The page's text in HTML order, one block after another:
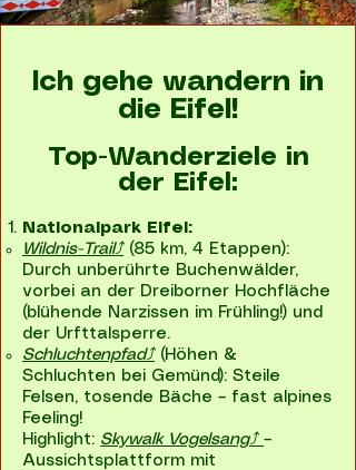
Ich gehe wandern in
die Eifel!​
Top-Wanderziele in
der Eifel:
Nationalpark Eifel:
Wildnis-Trail⤴ (85 km, 4 Etappen):
Durch unberührte Buchenwälder,
vorbei an der Dreiborner Hochfläche
(blühende Narzissen im Frühling!) und
der Urfttalsperre.
Schluchtenpfad⤴ (Höhen &
Schluchten bei Gemünd): Steile
Felsen, tosende Bäche – fast alpines
Feeling!
Highlight: Skywalk Vogelsang⤴ –
Aussichtsplattform mit